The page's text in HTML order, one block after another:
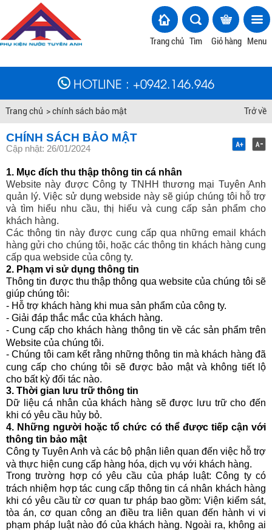
Trang chủ Tìm Giỏ hàng Menu
HOTLINE : +0942.146.946
Trang chủ >chính sách bảo mật Trở về
CHÍNH SÁCH BẢO MẬT
Cập nhật: 26/01/2024
1. Mục đích thu thập thông tin cá nhân
Website này được Công ty TNHH thương mại Tuyên Anh
quản lý. Việc sử dụng webside này sẽ giúp chúng tôi hỗ trợ
và tìm hiểu nhu cầu, thị hiếu và cung cấp sản phẩm cho
khách hàng.
Các thông tin này được cung cấp qua những email khách
hàng gửi cho chúng tôi, hoặc các thông tin khách hàng cung
cấp qua webside của công ty.
2. Phạm vi sử dụng thông tin
Thông tin được thu thập thông qua website của chúng tôi sẽ
giúp chúng tôi:
- Hỗ trợ khách hàng khi mua sản phẩm của công ty.
- Giải đáp thắc mắc của khách hàng.
- Cung cấp cho khách hàng thông tin về các sản phẩm trên
Website của chúng tôi.
- Chúng tôi cam kết rằng những thông tin mà khách hàng đã
cung cấp cho chúng tôi sẽ được bảo mật và không tiết lộ
cho bất kỳ đối tác nào.
3. Thời gian lưu trữ thông tin
Dữ liệu cá nhân của khách hàng sẽ được lưu trữ cho đến
khi có yêu cầu hủy bỏ.
4. Những người hoặc tổ chức có thể được tiếp cận với
thông tin bảo mật
Công ty Tuyên Anh và các bộ phận liên quan đến việc hỗ trợ
và thực hiện cung cấp hàng hóa, dịch vụ với khách hàng.
Trong trường hợp có yêu cầu của pháp luật: Công ty có
trách nhiệm hợp tác cung cấp thông tin cá nhân khách hàng
khi có yêu cầu từ cơ quan tư pháp bao gồm: Viện kiểm sát,
tòa án, cơ quan công an điều tra liên quan đến hành vi vi
phạm pháp luật nào đó của khách hàng. Ngoài ra, không ai